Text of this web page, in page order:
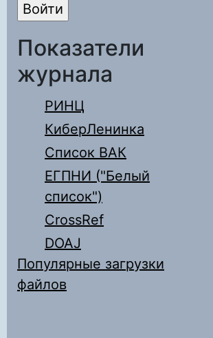
Показатели
журнала
РИНЦ
КиберЛенинка
Список ВАК
ЕГПНИ ("Белый
список")
CrossRef
DOAJ
Популярные загрузки
файлов